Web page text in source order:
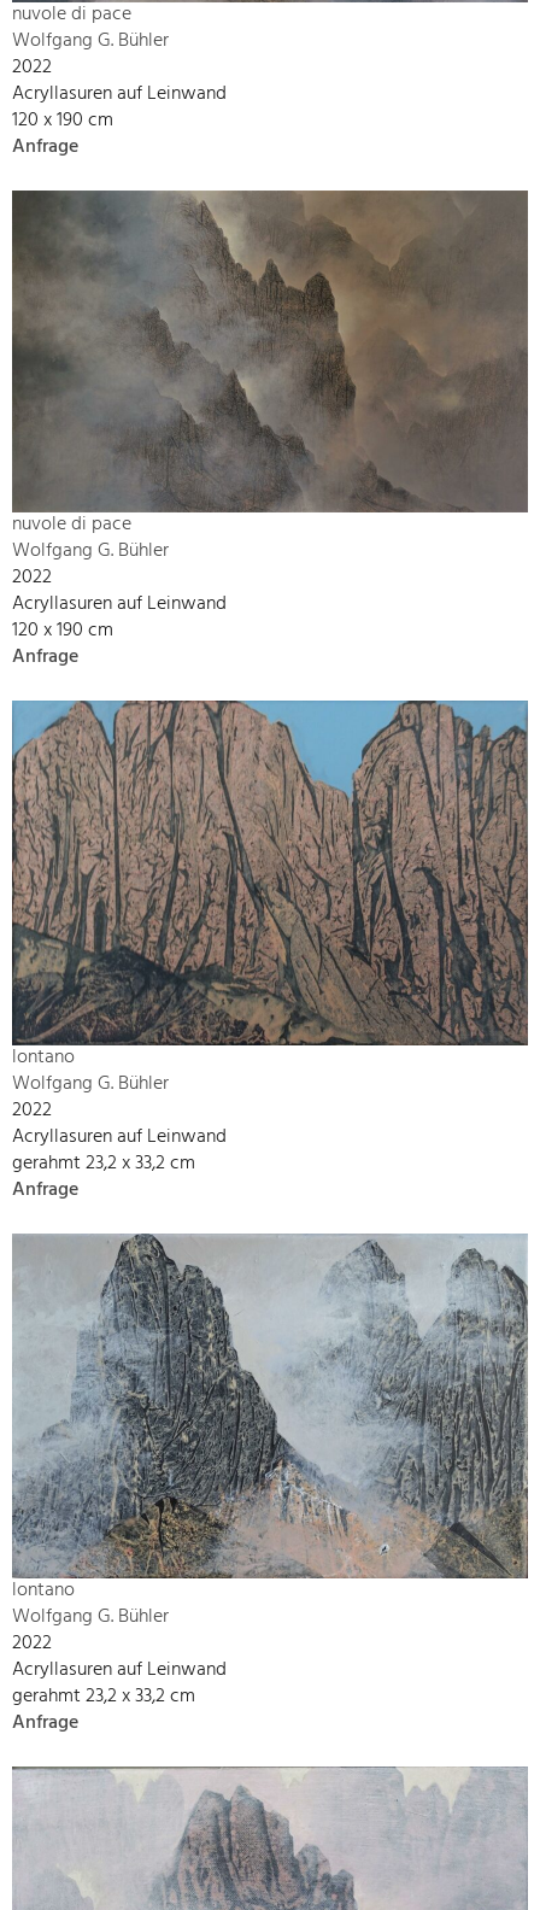
nuvole di pace
Wolfgang G. Bühler
2022
Acryllasuren auf Leinwand
120 x 190 cm
Anfrage
nuvole di pace
Wolfgang G. Bühler
2022
Acryllasuren auf Leinwand
120 x 190 cm
Anfrage
lontano
Wolfgang G. Bühler
2022
Acryllasuren auf Leinwand
gerahmt 23,2 x 33,2 cm
Anfrage
lontano
Wolfgang G. Bühler
2022
Acryllasuren auf Leinwand
gerahmt 23,2 x 33,2 cm
Anfrage